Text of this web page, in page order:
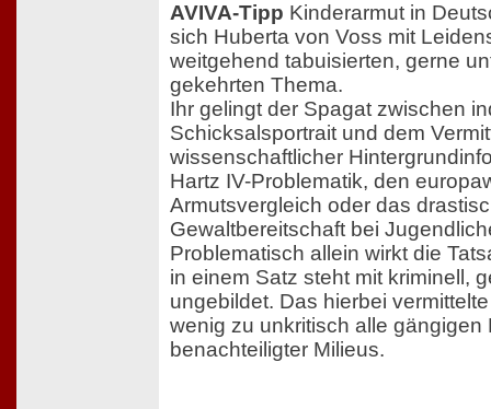
AVIVA-Tipp Kinderarmut in
sich Huberta von Voss mit
weitgehend tabuisierten, gerne
gekehrten Thema.
Ihr gelingt der Spagat zwischen
Schicksalsportrait und dem
wissenschaftlicher
Hartz IV-Problematik, den
Armutsvergleich oder das
Gewaltbereitschaft bei
Problematisch allein wirkt die
in einem Satz steht mit kriminell,
ungebildet. Das hierbei
wenig zu unkritisch alle gängigen
benachteiligter Milieus.